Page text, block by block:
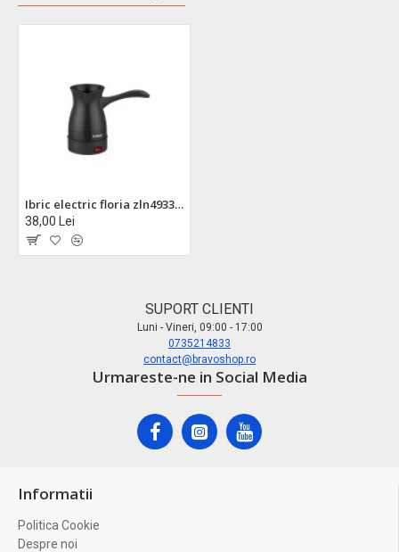
Ibric electric floria zln4933 - 600w, 600ml, preparare rapida cafea turceasca, negru
38,00 Lei
SUPORT CLIENTI
Luni - Vineri, 09:00 - 17:00
0735214833
contact@bravoshop.ro
Urmareste-ne in Social Media
Informatii
Politica Cookie
Despre noi